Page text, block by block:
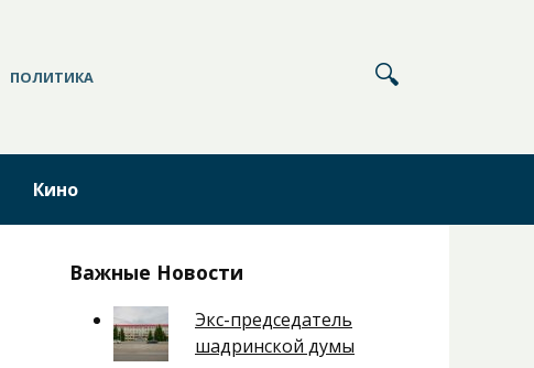
ПОЛИТИКА
Кино
Важные Новости
Экс-председатель
шадринской думы